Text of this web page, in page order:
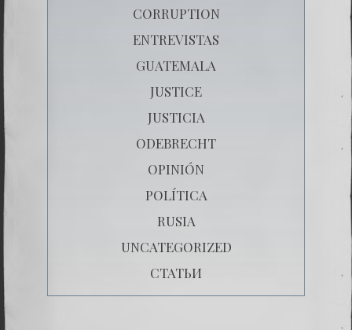
CORRUPTION
ENTREVISTAS
GUATEMALA
JUSTICE
JUSTICIA
ODEBRECHT
OPINIÓN
POLÍTICA
RUSIA
UNCATEGORIZED
СТАТЬИ